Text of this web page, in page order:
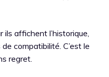
ils affichent l’historique,
compatibilité. C’est le
regret.